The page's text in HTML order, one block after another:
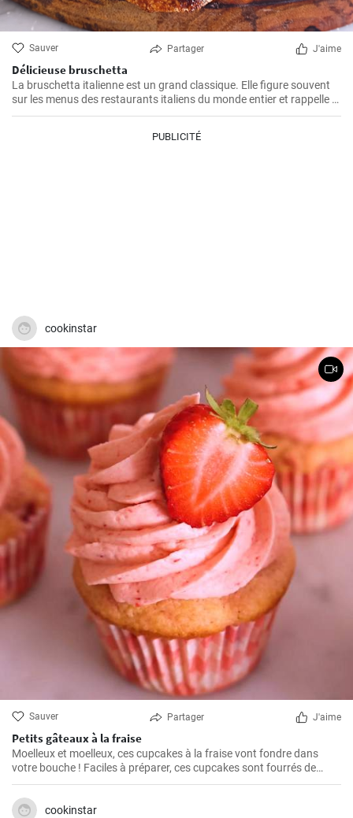
Sauver Partager J'aime
Délicieuse bruschetta
La bruschetta italienne est un grand classique. Elle figure souvent
sur les menus des restaurants italiens du monde entier et rappelle à
de nombreux Italiens la "cucina povera" (cuisine paysanne), qui
remonte à une époque où rien n'était gaspillé.
PUBLICITÉ
cookinstar
Sauver Partager J'aime
Petits gâteaux à la fraise
Moelleux et moelleux, ces cupcakes à la fraise vont fondre dans
votre bouche ! Faciles à préparer, ces cupcakes sont fourrés de
fraises fraîches et recouverts d'un magnifique glaçage rose à la
fraise.
cookinstar